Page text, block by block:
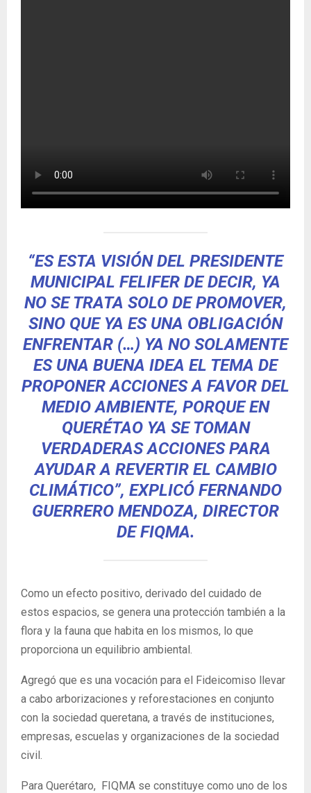
“ES ESTA VISIÓN DEL PRESIDENTE
MUNICIPAL FELIFER DE DECIR, YA
NO SE TRATA SOLO DE PROMOVER,
SINO QUE YA ES UNA OBLIGACIÓN
ENFRENTAR (…) YA NO SOLAMENTE
ES UNA BUENA IDEA EL TEMA DE
PROPONER ACCIONES A FAVOR DEL
MEDIO AMBIENTE, PORQUE EN
QUERÉTAO YA SE TOMAN
VERDADERAS ACCIONES PARA
AYUDAR A REVERTIR EL CAMBIO
CLIMÁTICO”, EXPLICÓ FERNANDO
GUERRERO MENDOZA, DIRECTOR
DE FIQMA.
Como un efecto positivo, derivado del cuidado de
estos espacios, se genera una protección también a la
flora y la fauna que habita en los mismos, lo que
proporciona un equilibrio ambiental.
Agregó que es una vocación para el Fideicomiso llevar
a cabo arborizaciones y reforestaciones en conjunto
con la sociedad queretana, a través de instituciones,
empresas, escuelas y organizaciones de la sociedad
civil.
Para Querétaro, FIQMA se constituye como uno de los